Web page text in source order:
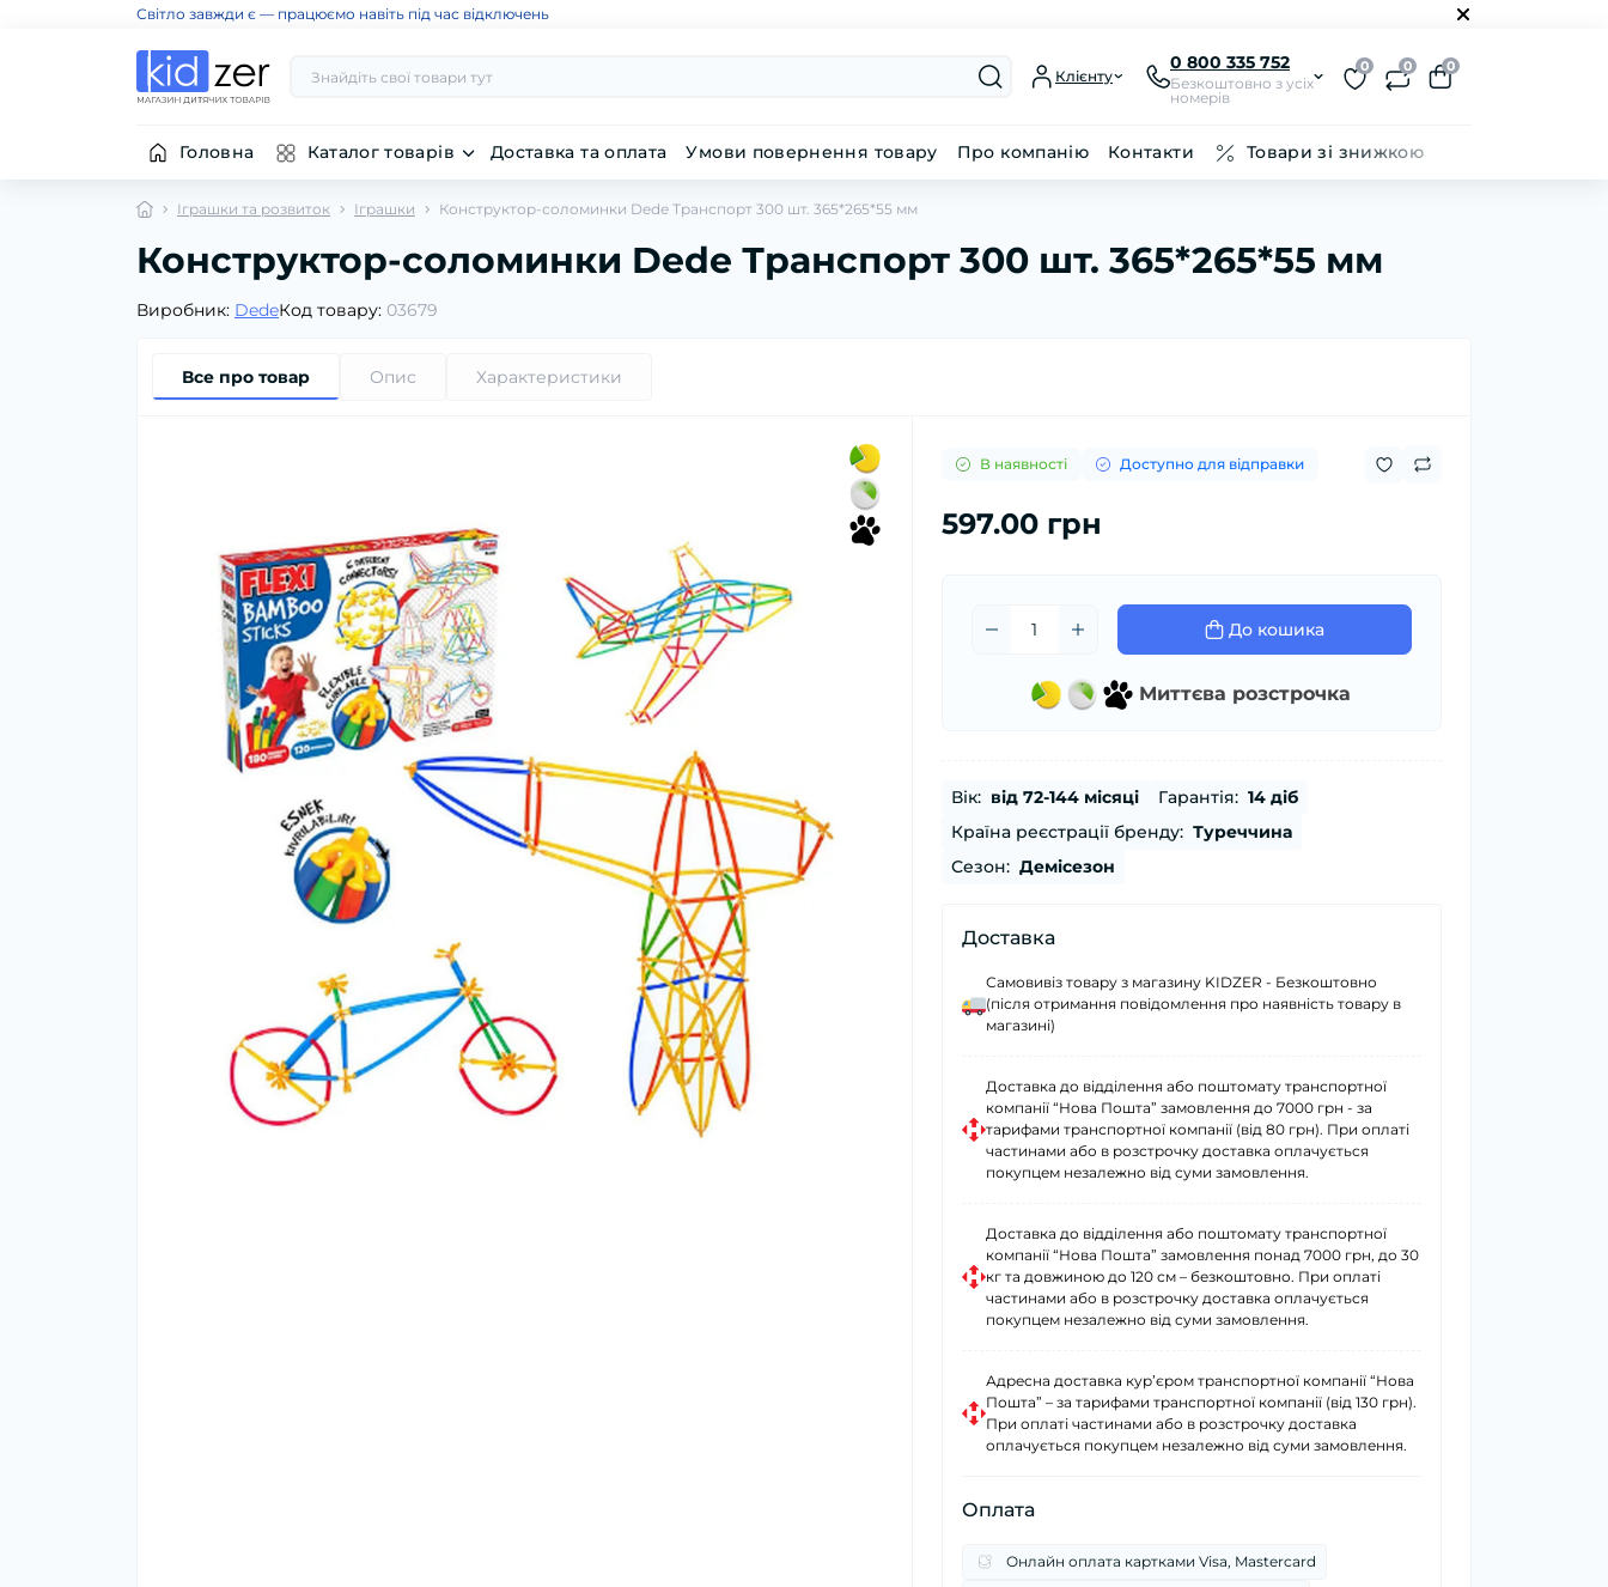
Світло завжди є — працюємо навіть під час відключень
Клієнту
0 800 335 752
Безкоштовно з усіх
номерів
0 0 0
Головна Каталог товарів Доставка та оплата Умови повернення товару Про компанію Контакти Товари зі знижкою
Іграшки та розвиток Іграшки Конструктор-соломинки Dede Транспорт 300 шт. 365*265*55 мм
Конструктор-соломинки Dede Транспорт 300 шт. 365*265*55 мм
Виробник: DedeКод товару: 03679
Все про товар Опис Характеристики
В наявності Доступно для відправки
597.00 грн
До кошика
Миттєва розстрочка
Вік: від 72-144 місяці Гарантія: 14 діб
Країна реєстрації бренду: Туреччина
Сезон: Демісезон
Доставка
Самовивіз товару з магазину KIDZER - Безкоштовно
(після отримання повідомлення про наявність товару в
магазині)
Доставка до відділення або поштомату транспортної
компанії “Нова Пошта” замовлення до 7000 грн - за
тарифами транспортної компанії (від 80 грн). При оплаті
частинами або в розстрочку доставка оплачується
покупцем незалежно від суми замовлення.
Доставка до відділення або поштомату транспортної
компанії “Нова Пошта” замовлення понад 7000 грн, до 30
кг та довжиною до 120 см – безкоштовно. При оплаті
частинами або в розстрочку доставка оплачується
покупцем незалежно від суми замовлення.
Адресна доставка курʼєром транспортної компанії “Нова
Пошта” – за тарифами транспортної компанії (від 130 грн).
При оплаті частинами або в розстрочку доставка
оплачується покупцем незалежно від суми замовлення.
Оплата
Онлайн оплата картками Visa, Mastercard